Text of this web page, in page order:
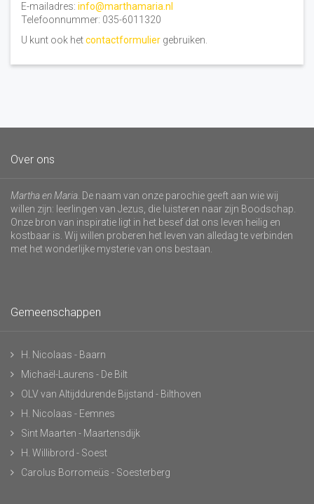
E-mailadres: info@marthamaria.nl
Telefoonnummer: 035-6011320
U kunt ook hetcontactformulier gebruiken.
Over ons
Martha en Maria . De naam van onze parochie geeft aan wie wij
willen zijn: leerlingen van Jezus, die luisteren naar zijn Boodschap.
Onze bron van inspiratie ligt in het besef dat ons leven heilig en
kostbaar is. Wij willen proberen het leven van alledag te verbinden
met het wonderlijke mysterie van ons bestaan.
Gemeenschappen
H. Nicolaas - Baarn
Michaël-Laurens - De Bilt
OLV van Altijddurende Bijstand - Bilthoven
H. Nicolaas - Eemnes
Sint Maarten - Maartensdijk
H. Willibrord - Soest
Carolus Borromeüs - Soesterberg